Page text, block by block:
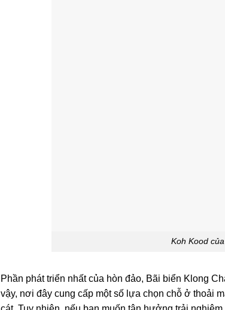
Koh Kood
Phần phát triển nhất của hòn đảo, Bãi biển Klong
vậy, nơi đây cung cấp một số lựa chọn chỗ ở thoải